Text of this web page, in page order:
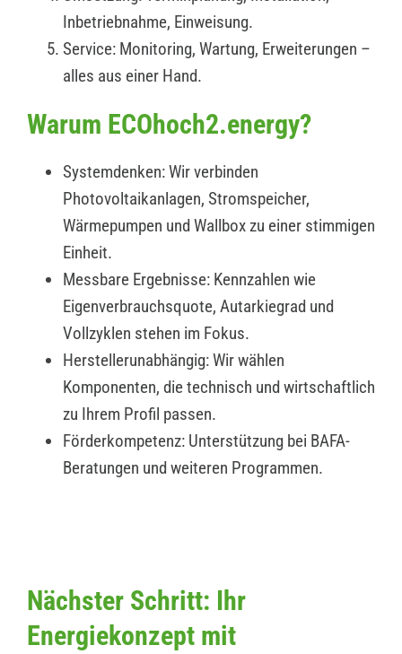
Inbetriebnahme, Einweisung.
Service: Monitoring, Wartung, Erweiterungen –
alles aus einer Hand.
Warum ECOhoch2.energy?
Systemdenken: Wir verbinden
Photovoltaikanlagen, Stromspeicher,
Wärmepumpen und Wallbox zu einer stimmigen
Einheit.
Messbare Ergebnisse: Kennzahlen wie
Eigenverbrauchsquote, Autarkiegrad und
Vollzyklen stehen im Fokus.
Herstellerunabhängig: Wir wählen
Komponenten, die technisch und wirtschaftlich
zu Ihrem Profil passen.
Förderkompetenz: Unterstützung bei BAFA-
Beratungen und weiteren Programmen.
Nächster Schritt: Ihr
Energiekonzept mit